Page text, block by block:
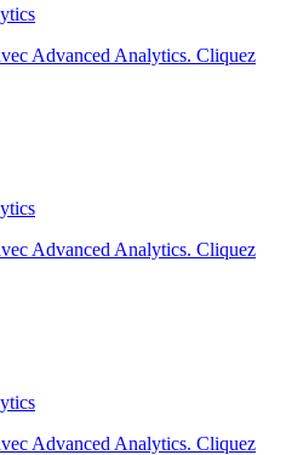
Advanced Analytics. Cliquez
Advanced Analytics. Cliquez
Advanced Analytics. Cliquez